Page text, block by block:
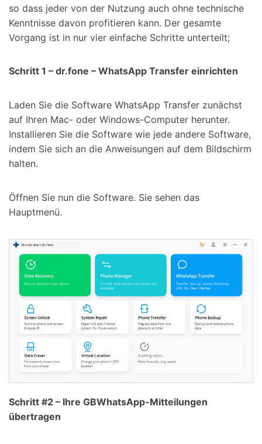
so dass jeder von der Nutzung auch ohne technische
Kenntnisse davon profitieren kann. Der gesamte
Vorgang ist in nur vier einfache Schritte unterteilt;
Schritt 1 – dr.fone – WhatsApp Transfer einrichten
Laden Sie die Software WhatsApp Transfer zunächst
auf Ihren Mac- oder Windows-Computer herunter.
Installieren Sie die Software wie jede andere Software,
indem Sie sich an die Anweisungen auf dem Bildschirm
halten.
Öffnen Sie nun die Software. Sie sehen das
Hauptmenü.
Schritt #2 – Ihre GBWhatsApp-Mitteilungen
übertragen